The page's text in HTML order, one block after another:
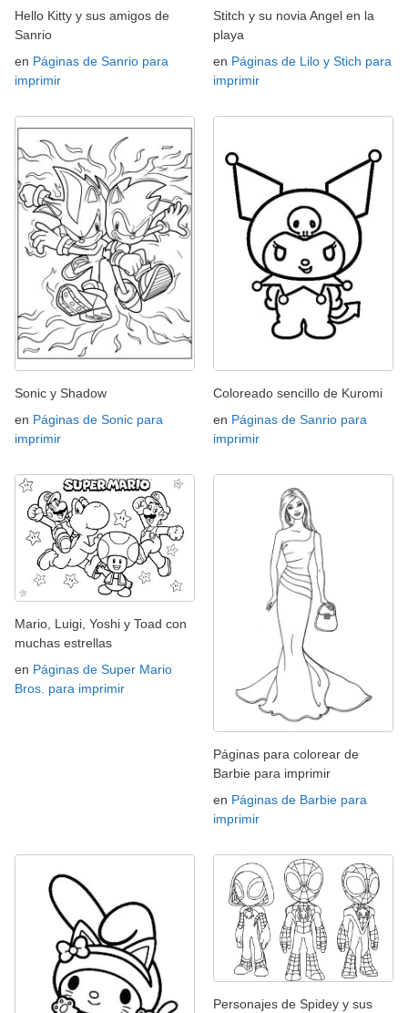
Hello Kitty y sus amigos de
Sanrio
en Páginas de Sanrio para
imprimir
Stitch y su novia Angel en la
playa
en Páginas de Lilo y Stich para
imprimir
Sonic y Shadow
en Páginas de Sonic para
imprimir
Coloreado sencillo de Kuromi
en Páginas de Sanrio para
imprimir
Mario, Luigi, Yoshi y Toad con
muchas estrellas
en Páginas de Super Mario
Bros. para imprimir
Páginas para colorear de
Barbie para imprimir
en Páginas de Barbie para
imprimir
Personajes de Spidey y sus